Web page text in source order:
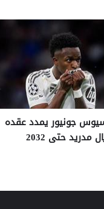
جونيور يمدد عقده
مدريد حتى 2032